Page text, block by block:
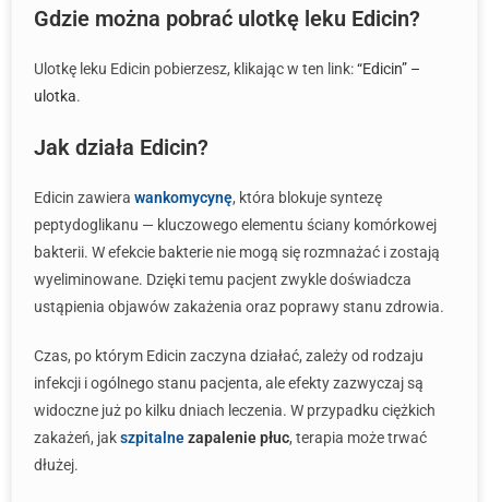
Gdzie można pobrać ulotkę leku Edicin?
Ulotkę leku Edicin pobierzesz, klikając w ten link:“Edicin” –
ulotka.
Jak działa Edicin?
Edicin zawiera wankomycynę, która blokuje syntezę
peptydoglikanu — kluczowego elementu ściany komórkowej
bakterii. W efekcie bakterie nie mogą się rozmnażać i zostają
wyeliminowane. Dzięki temu pacjent zwykle doświadcza
ustąpienia objawów zakażenia oraz poprawy stanu zdrowia.
Czas, po którym Edicin zaczyna działać, zależy od rodzaju
infekcji i ogólnego stanu pacjenta, ale efekty zazwyczaj są
widoczne już po kilku dniach leczenia. W przypadku ciężkich
zakażeń, jakszpitalnezapalenie płuc, terapia może trwać
dłużej.